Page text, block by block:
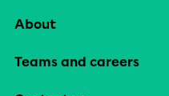
About
Teams and careers